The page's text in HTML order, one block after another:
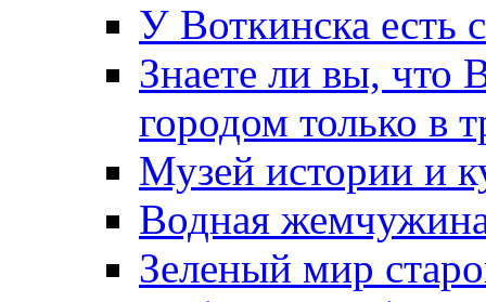
У Воткинска есть
Знаете ли вы, что
городом только в
Музей истории и
Водная
Зеленый мир